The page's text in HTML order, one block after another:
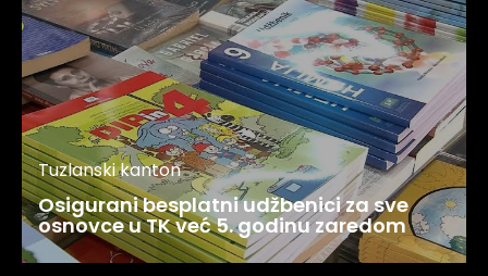
Tuzlanski kanton
Osigurani besplatni udžbenici za sve
osnovce u TK već 5. godinu zaredom